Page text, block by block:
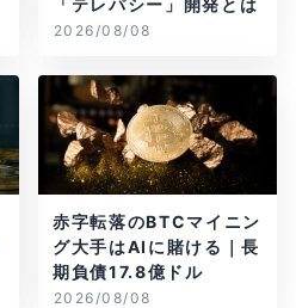
2026/08/08
赤字転落のBTCマイニン
グ大手はAIに賭ける｜長
期負債17.8億ドル
2026/08/08